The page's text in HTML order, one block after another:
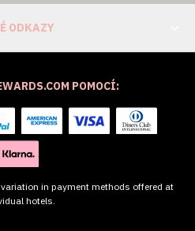
ODKAZY
POMOCÍ:
in payment methods offered at
hotels.